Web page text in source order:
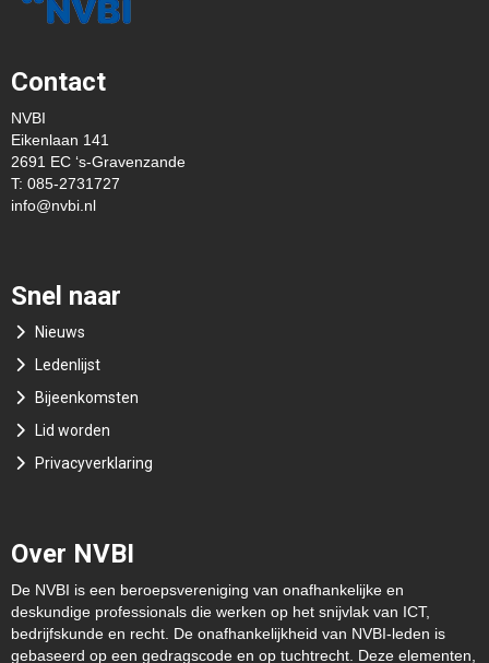
Contact
NVBI
Eikenlaan 141
2691 EC ‘s-Gravenzande
T: 085-2731727
ofni@nvbi.nl
Snel naar
Nieuws
Ledenlijst
Bijeenkomsten
Lid worden
Privacyverklaring
Over NVBI
De NVBI is een beroepsvereniging van onafhankelijke en
deskundige professionals die werken op het snijvlak van ICT,
bedrijfskunde en recht. De onafhankelijkheid van NVBI-leden is
gebaseerd op een gedragscode en op tuchtrecht. Deze elementen,